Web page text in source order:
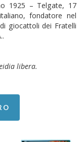
1925 – Telgate, 17
fondatore nel
giocattoli dei Fratelli
libera.